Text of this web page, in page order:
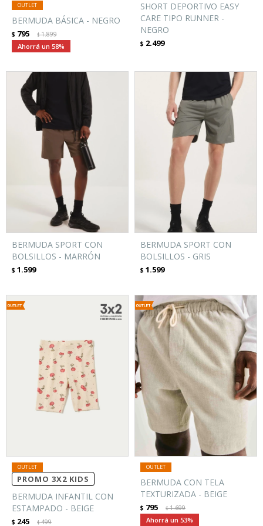
BERMUDA BÁSICA - NEGRO
$ 795 $1.899
58
SHORT DEPORTIVO EASY
CARE TIPO RUNNER -
NEGRO
$ 2.499
BERMUDA SPORT CON
BOLSILLOS - MARRÓN
$ 1.599
BERMUDA SPORT CON
BOLSILLOS - GRIS
$ 1.599
PROMO 3X2 KIDS
BERMUDA INFANTIL CON
ESTAMPADO - BEIGE
$ 245 $499
BERMUDA CON TELA
TEXTURIZADA - BEIGE
$ 795 $1.699
53